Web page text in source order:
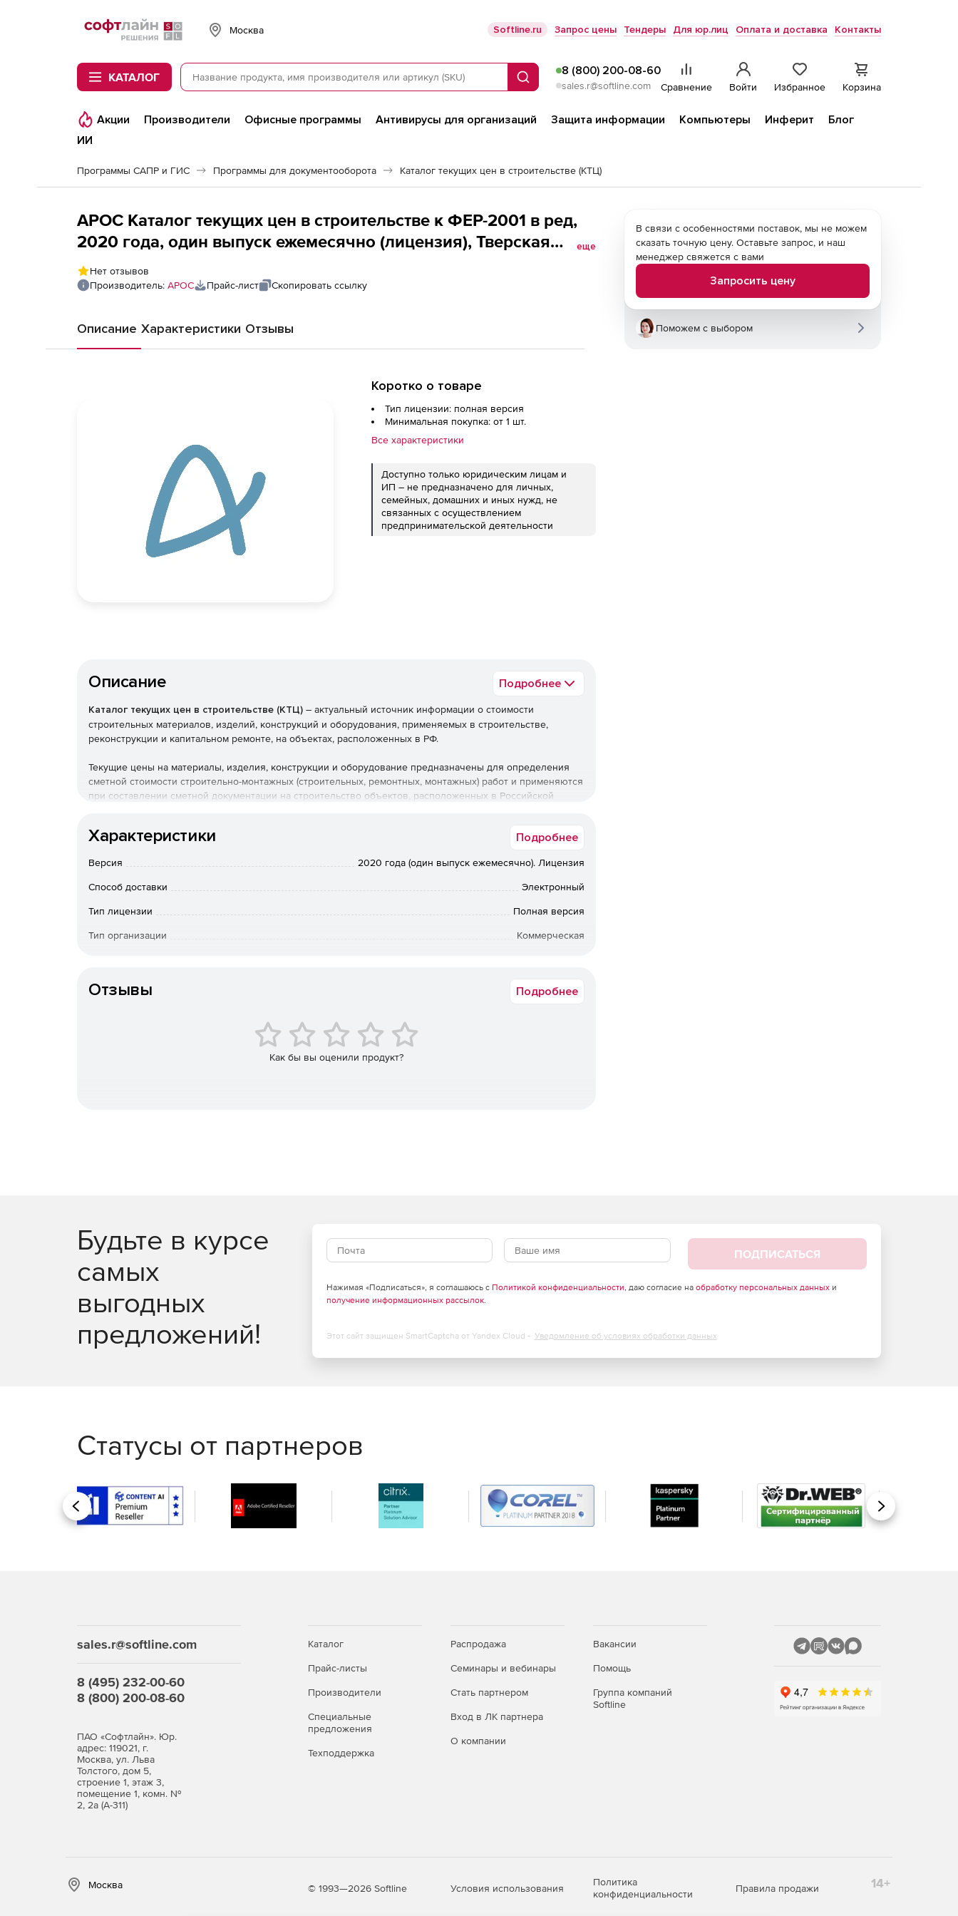
Softline
Москва Softline.ru Запрос цены Тендеры Для юр.лиц Оплата и доставка Контакты
КАТАЛОГ Поиск
8 (800) 200-08-60
sales.r@softline.com Сравнение Войти Избранное Корзина
Акции Производители Офисные программы Антивирусы для организаций Защита информации Компьютеры Инферит
Блог
ИИ
Программы САПР и ГИС Программы для документооборота Каталог текущих цен в строительстве (КТЦ)
АРОС Каталог текущих цен в строительстве к ФЕР-2001 в ред,
2020 года, один выпуск ежемесячно (лицензия), Тверская
область 2-е и последующие рабочие места
еще
Нет отзывов
Производитель: АРОС Прайс-лист Скопировать ссылку
Описание Характеристики Отзывы
Коротко о товаре
Тип лицензии: полная версия
Минимальная покупка: от 1 шт.
Все характеристики
Доступно только юридическим лицам и
ИП – не предназначено для личных,
семейных, домашних и иных нужд, не
связанных с осуществлением
предпринимательской деятельности
Описание Подробнее
Каталог текущих цен в строительстве (КТЦ) – актуальный источник информации о стоимости
строительных материалов, изделий, конструкций и оборудования, применяемых в строительстве,
реконструкции и капитальном ремонте, на объектах, расположенных в РФ.
Текущие цены на материалы, изделия, конструкции и оборудование предназначены для определения
сметной стоимости строительно-монтажных (строительных, ремонтных, монтажных) работ и применяются
при составлении сметной документации на строительство объектов, расположенных в Российской
Характеристики Подробнее
Версия 2020 года (один выпуск ежемесячно). Лицензия
Способ доставки Электронный
Тип лицензии Полная версия
Тип организации Коммерческая
Отзывы Подробнее
Как бы вы оценили продукт?
В связи с особенностями поставок, мы не можем
сказать точную цену. Оставьте запрос, и наш
менеджер свяжется с вами
Запросить цену
Поможем с выбором
Будьте в курсе
самых
выгодных
предложений!
ПОДПИСАТЬСЯ
Нажимая «Подписаться», я соглашаюсь с Политикой конфиденциальности, даю согласие на обработку персональных данныхи
получение информационных рассылок.
Этот сайт защищен SmartCaptcha от Yandex Cloud - Уведомление об условиях обработки данных
Статусы от партнеров
Назад Вперед
sales.r@softline.com
8 (495) 232-00-60
8 (800) 200-08-60
ПАО «Софтлайн». Юр.
адрес: 119021, г.
Москва, ул. Льва
Толстого, дом 5,
строение 1, этаж 3,
помещение 1, комн. №
2, 2а (А-311)
Каталог
Прайс-листы
Производители
Специальные
предложения
Техподдержка
Распродажа
Семинары и вебинары
Стать партнером
Вход в ЛК партнера
О компании
Вакансии
Помощь
Группа компаний
Softline
Москва © 1993—2026 Softline Условия использования
Политика
конфиденциальности
Правила продажи 14+